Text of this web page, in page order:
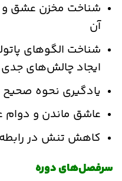
شناخت مخزن عشق
آن
شناخت الگوهای
ایجاد چالش‌های جدی
یادگیری نحوه
عاشق ماندن و
کاهش تنش در رابطه
سرفصل‌های دوره